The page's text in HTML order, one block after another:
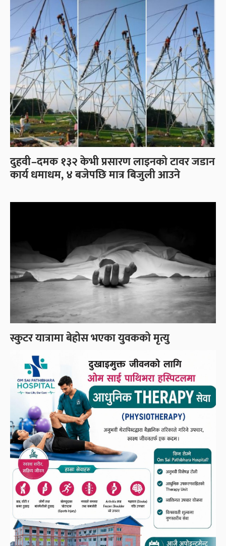
दुहवी–दमक १३२ केभी प्रसारण लाइनको टावर जडान
कार्य धमाधम, ४ बजेपछि मात्र बिजुली आउने
स्कुटर यात्रामा बेहोस भएका युवकको मृत्यु